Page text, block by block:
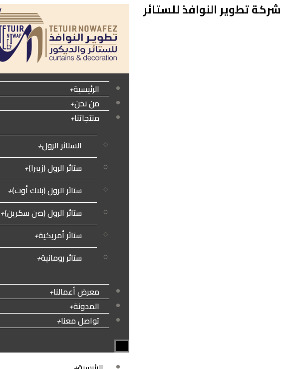
شركة تطوير النوافذ للستائر
الرئيسية+
من نحن+
منتجاتنا+
الستائر الرول+
ستائر الرول (زيبرا)+
ستائر الرول (بلاك أوت)+
ستائر الرول (صن سكرين)+
ستائر أمريكية+
ستائر رومانية+
معرض أعمالنا+
المدونة+
تواصل معنا+